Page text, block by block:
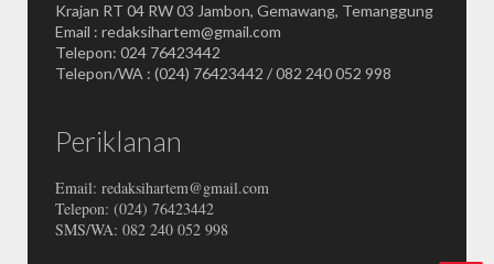
Krajan RT 04 RW 03 Jambon, Gemawang, Temanggung
Email : redaksihartem@gmail.com
Telepon: 024 76423442
Telepon/WA : (024) 76423442 / 082 240 052 998
Periklanan
Email: redaksihartem@gmail.com
Telepon: (024) 76423442
SMS/WA: 082 240 052 998